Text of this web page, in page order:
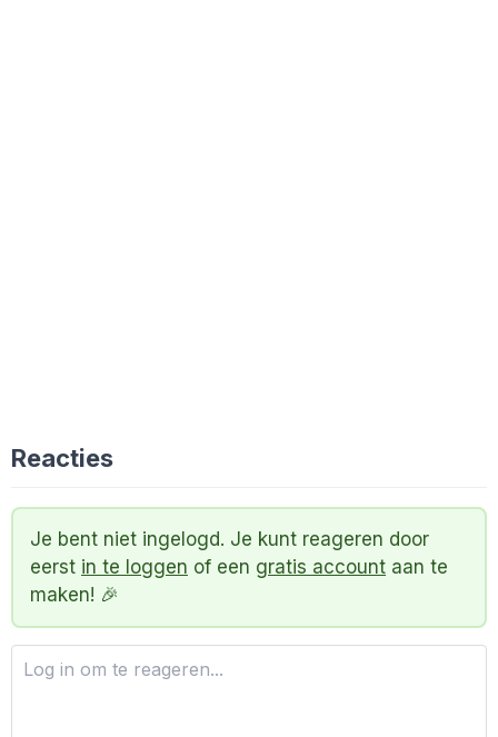
Reacties
Je bent niet ingelogd. Je kunt reageren door
eerst in te loggen of een gratis account aan te
maken! 🎉